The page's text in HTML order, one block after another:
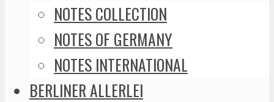
NOTES COLLECTION
NOTES OF GERMANY
NOTES INTERNATIONAL
BERLINER ALLERLEI